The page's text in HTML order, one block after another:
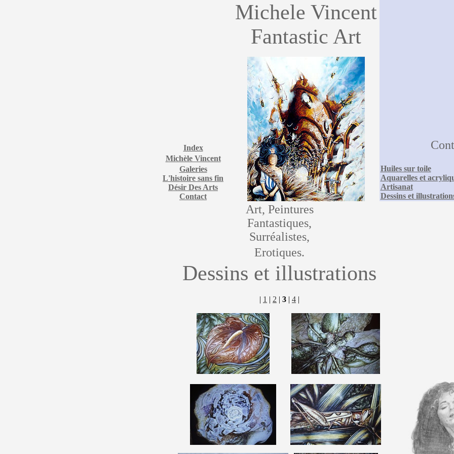
Index
Michèle Vincent
Galeries
L'histoire sans fin
Désir Des Arts
Contact
Michele Vincent
Fantastic Art
Huiles sur toile
Aquarelles et
Artisanat
Dessins et
Art, Peintures
Fantastiques,
Surréalistes,
Erotiques.
Dessins et illustrations
| 1 | 2 | 3 | 4 |